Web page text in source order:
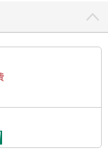
，他們根本不放在
了才不怕被排擠，
安定狀態和社會地
」。
足於絕對幸福狀態